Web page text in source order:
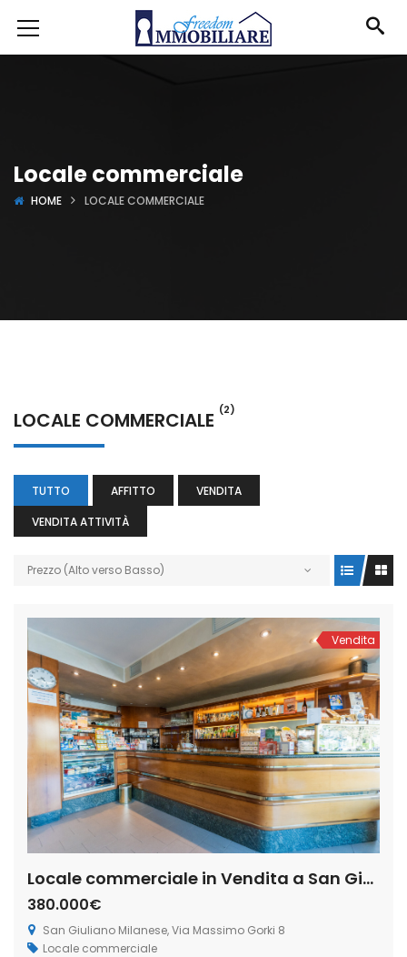
Locale commerciale
HOME LOCALE COMMERCIALE
LOCALE COMMERCIALE (2)
TUTTO AFFITTO
VENDITA
VENDITA ATTIVITÀ
Prezzo (Alto verso Basso)
Vendita
Locale commerciale in Vendita a San Giuliano Milanese, Via Massimo Gorki 8 (Rif. IFV-01-B)
380.000€
San Giuliano Milanese, Via Massimo Gorki 8
Locale commerciale